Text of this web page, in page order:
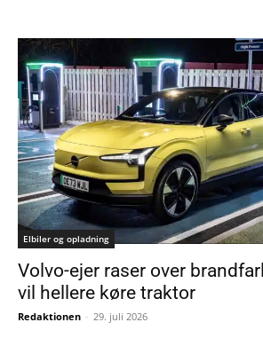
Elbiler og opladning
Volvo-ejer raser over
vil hellere køre traktor
Redaktionen - 29. juli 2026